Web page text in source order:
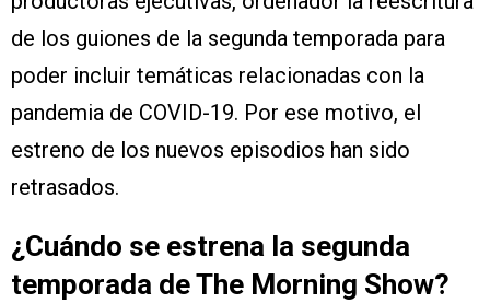
de los guiones de la segunda temporada para
poder incluir temáticas relacionadas con la
pandemia de COVID-19. Por ese motivo, el
estreno de los nuevos episodios han sido
retrasados.
¿Cuándo se estrena la segunda
temporada de The Morning Show?